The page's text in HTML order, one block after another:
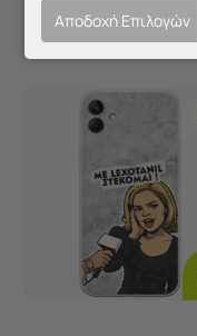
(Διάφανη Σιλικόνη)
9,90€
Αποδοχή Επιλογών